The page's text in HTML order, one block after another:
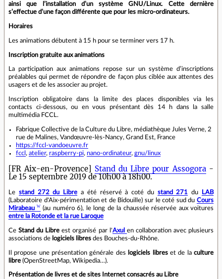
ainsi que l’installation d’un système GNU/Linux. Cette dernière
s’effectue d’une façon différente que pour les micro-ordinateurs.
Horaires
Les animations débutent à 15 h pour se terminer vers 17 h.
Inscription gratuite aux animations
La participation aux animations repose sur un système d’inscriptions
préalables qui permet de répondre de façon plus ciblée aux attentes des
usagers et de les associer au projet.
Inscription obligatoire dans la limite des places disponibles via les
contacts ci-dessous, ou en vous présentant dès 14 h dans la salle
multimédia FCCL.
Fabrique Collective de la Culture du Libre, médiathèque Jules Verne, 2
rue de Malines, Vandœuvre-lès-Nancy, Grand Est, France
https://fccl-vandoeuvre.fr
fccl , atelier, raspberry-pi, nano-ordinateur, gnu/linux
[FR Aix-en-Provence] Stand du Libre pour Assogora-
Le 15 septembre 2019 de 10h00 à 18h00.
Le stand 272 du Libre a été réservé à coté du stand 271 du
LAB
(Laboratoire d'Aix-périmentation et de Bidouille) sur le coté sud du Cours
Mirabeau
(au numéro 6), le long de la chaussée réservée aux voitures
entre la Rotonde et la rue Laroque
CeStand du Libre est organisé par l'Axul en collaboration avec plusieurs
associations de logiciels libres des Bouches-du-Rhône.
Il propose une présentation générale des logiciels libreset de laculture
libre (OpenStreetMap, Wikipedia…).
Présentation de livres et de sites Internet consacrés au Libre